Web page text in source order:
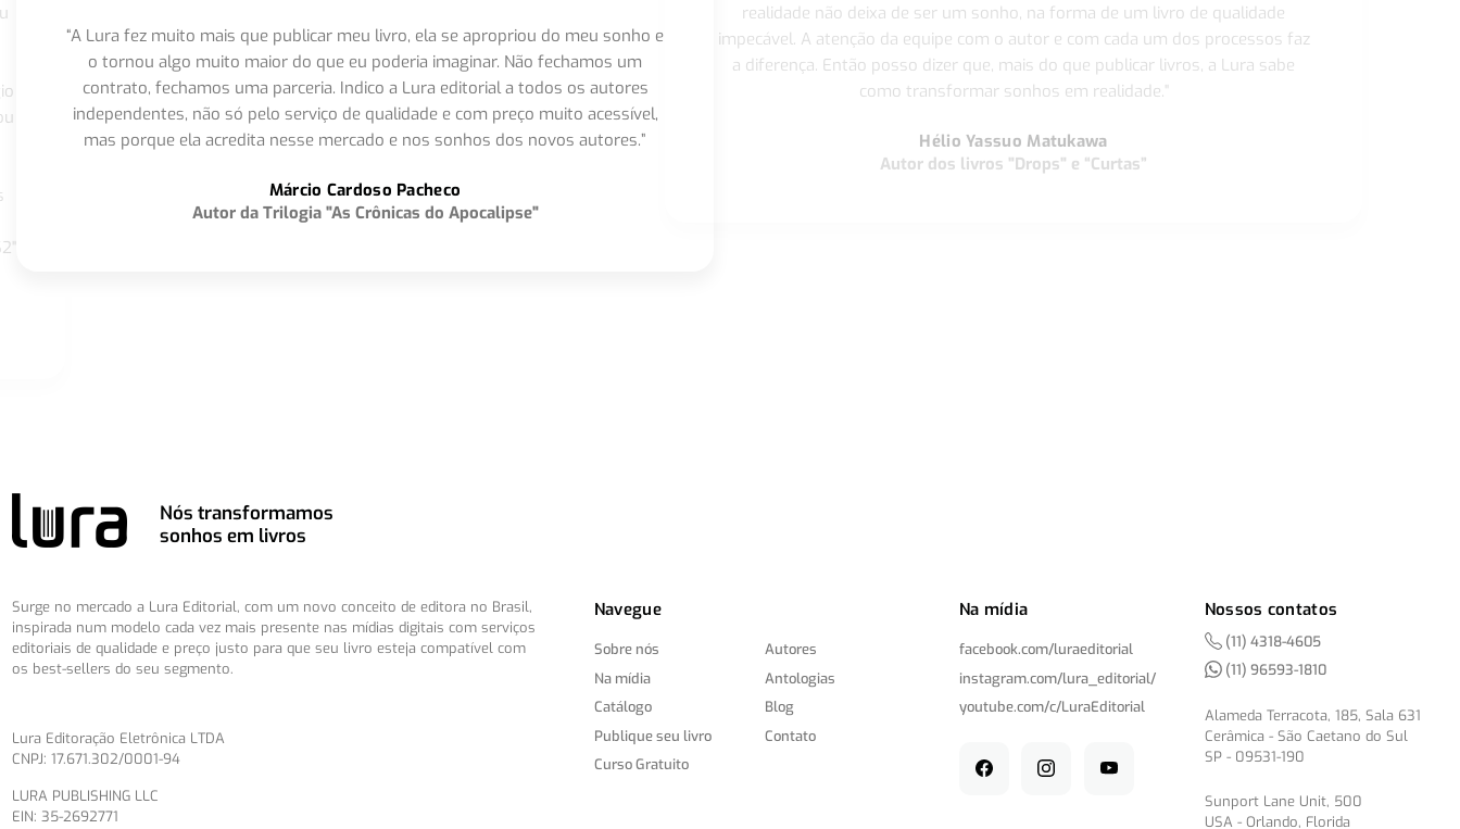
“A Lura fez muito mais que publicar meu livro, ela se apropriou do meu sonho e
o tornou algo muito maior do que eu poderia imaginar. Não fechamos um
contrato, fechamos uma parceria. Indico a Lura editorial a todos os autores
independentes, não só pelo serviço de qualidade e com preço muito acessível,
mas porque ela acredita nesse mercado e nos sonhos dos novos autores.”
Márcio Cardoso Pacheco
Autor da Trilogia "As Crônicas do Apocalipse"
realidade não deixa de ser um sonho, na forma de um livro de qualidade
impecável. A atenção da equipe com o autor e com cada um dos processos faz
a diferença. Então posso dizer que, mais do que publicar livros, a Lura sabe
como transformar sonhos em realidade."
Hélio Yassuo Matukawa
Autor dos livros "Drops" e “Curtas”
Nós transformamos
sonhos em livros
Surge no mercado a Lura Editorial, com um novo conceito de editora no Brasil,
inspirada num modelo cada vez mais presente nas mídias digitais com serviços
editoriais de qualidade e preço justo para que seu livro esteja compatível com
os best-sellers do seu segmento.
Lura Editoração Eletrônica LTDA
CNPJ: 17.671.302/0001-94
LURA PUBLISHING LLC
EIN: 35-2692771
Navegue
Sobre nós
Na mídia
Catálogo
Publique seu livro
Curso Gratuito
Autores
Antologias
Blog
Contato
Na mídia
facebook.com/luraeditorial
instagram.com/lura_editorial/
youtube.com/c/LuraEditorial
Nossos contatos
(11) 4318-4605
(11) 96593-1810
Alameda Terracota, 185, Sala 631
Cerâmica - São Caetano do Sul
SP - 09531-190
Sunport Lane Unit, 500
USA - Orlando, Florida